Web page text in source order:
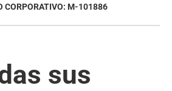
CORPORATIVO: M-101886
sus